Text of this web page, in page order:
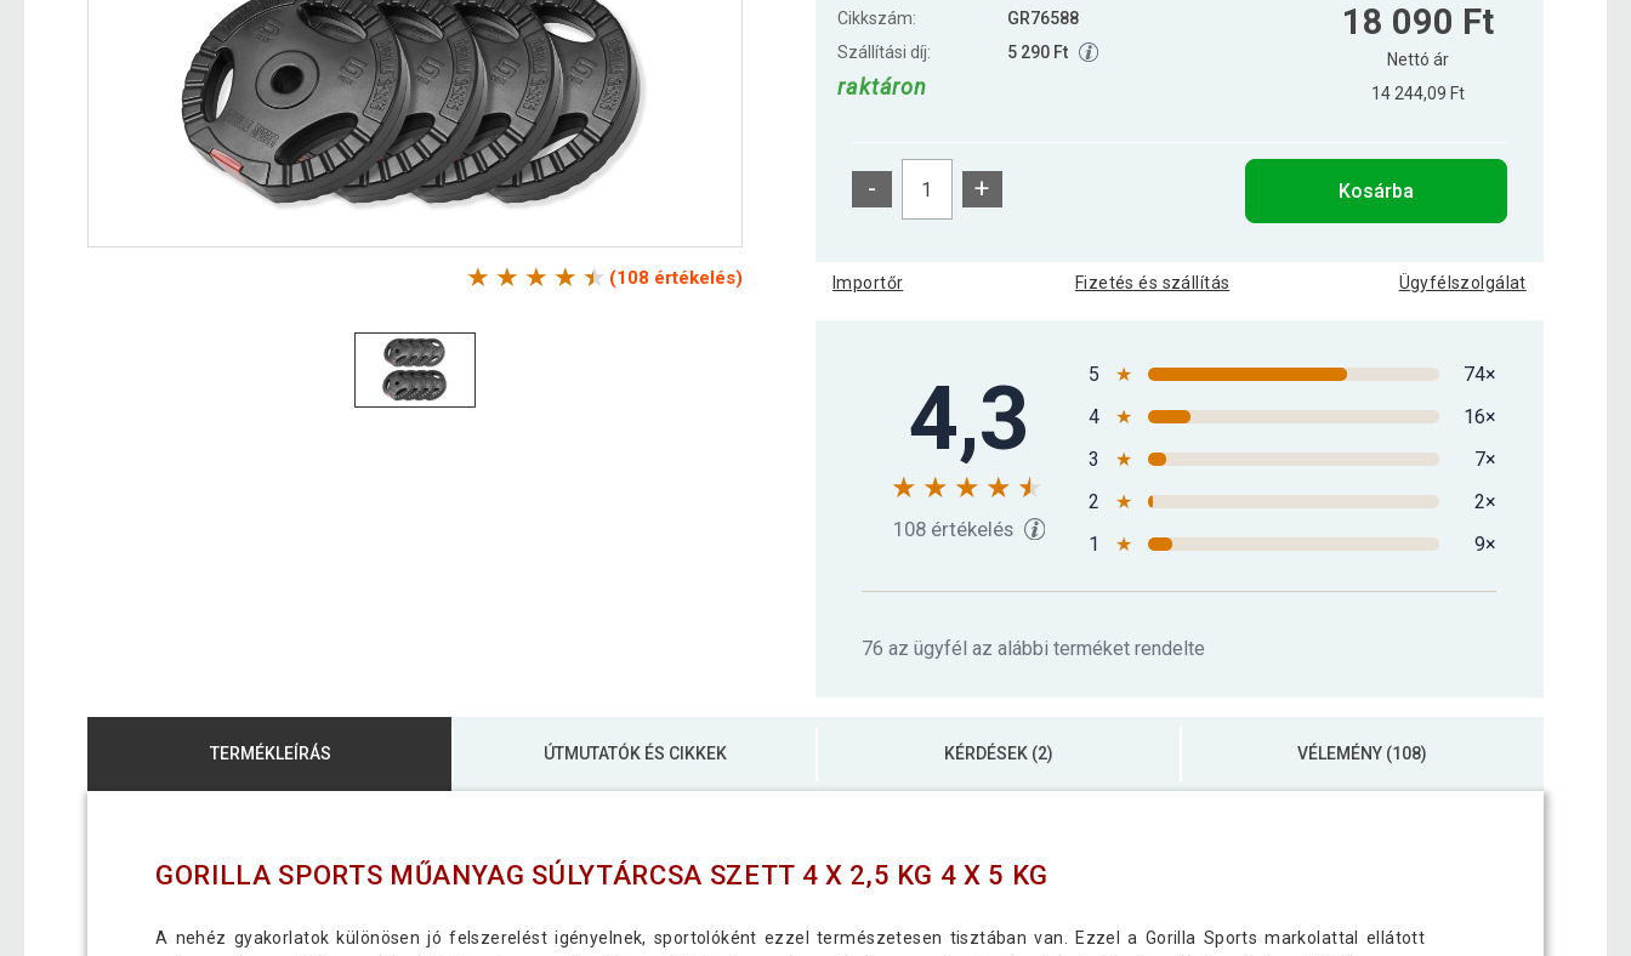
(108 értékelés)
Cikkszám:
GR76588
Szállítási díj:
5 290 Ft
raktáron
18 090 Ft
Nettó ár
14 244,09 Ft
- + Kosárba
Importőr Fizetés és szállítás Ügyfélszolgálat
4,3
108 értékelés
5 ★
74×
4
★
16×
3
★
7×
2
★
2×
1
★ 9×
76 az ügyfél az alábbi terméket rendelte
TERMÉKLEÍRÁS ÚTMUTATÓK ÉS CIKKEK KÉRDÉSEK (2) VÉLEMÉNY (108)
GORILLA SPORTS MŰANYAG SÚLYTÁRCSA SZETT 4 X 2,5 KG 4 X 5 KG
A nehéz gyakorlatok különösen jó felszerelést igényelnek, sportolóként ezzel természetesen tisztában van. Ezzel a Gorilla Sports markolattal ellátott